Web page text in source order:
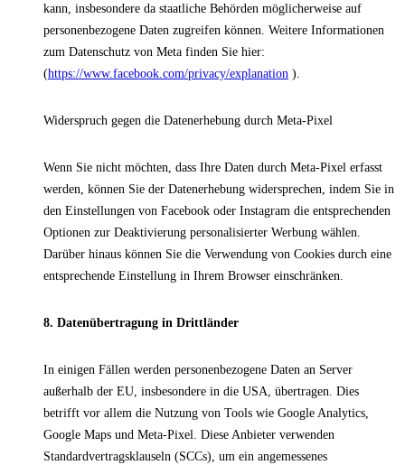
kann, insbesondere da staatliche Behörden möglicherweise auf
personenbezogene Daten zugreifen können. Weitere Informationen
zum Datenschutz von Meta finden Sie hier:
(https://www.facebook.com/privacy/explanation ).
Widerspruch gegen die Datenerhebung durch Meta-Pixel
Wenn Sie nicht möchten, dass Ihre Daten durch Meta-Pixel erfasst
werden, können Sie der Datenerhebung widersprechen, indem Sie in
den Einstellungen von Facebook oder Instagram die entsprechenden
Optionen zur Deaktivierung personalisierter Werbung wählen.
Darüber hinaus können Sie die Verwendung von Cookies durch eine
entsprechende Einstellung in Ihrem Browser einschränken.
8. Datenübertragung in Drittländer
In einigen Fällen werden personenbezogene Daten an Server
außerhalb der EU, insbesondere in die USA, übertragen. Dies
betrifft vor allem die Nutzung von Tools wie Google Analytics,
Google Maps und Meta-Pixel. Diese Anbieter verwenden
Standardvertragsklauseln (SCCs), um ein angemessenes